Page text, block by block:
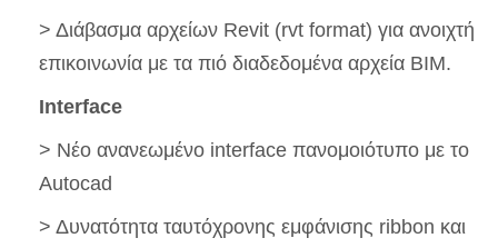
> Διάβασμα αρχείων Revit (rvt format) για ανοιχτή
επικοινωνία με τα πιό διαδεδομένα αρχεία BIM.
Interface
> Nέο ανανεωμένο interface πανομοιότυπο με το
Autocad
> Δυνατότητα ταυτόχρονης εμφάνισης ribbon και